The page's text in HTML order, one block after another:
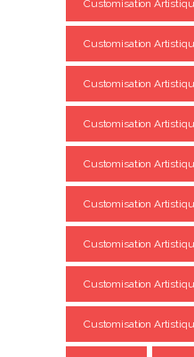
Customisation
Customisation
Customisation
Customisation
Customisation
Customisation
Customisation
Customisation
Customisation